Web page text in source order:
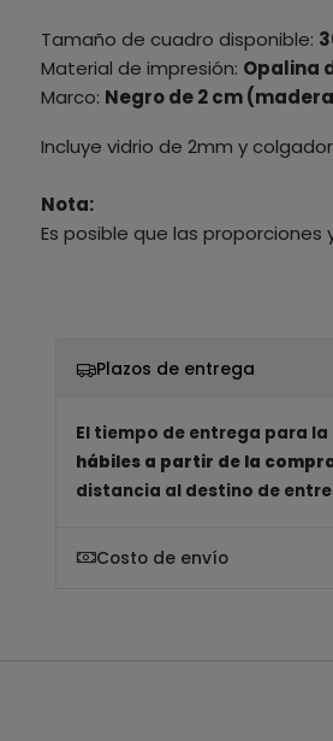
Tamaño de cuadro disponible:
Material de impresión: Opalina
Marco: Negro de 2 cm
Incluye vidrio de 2mm y
Nota:
Es posible que las
Plazos de entrega
El tiempo de entrega para
hábiles a partir de la
distancia al destino de
Costo de envío